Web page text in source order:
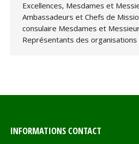
Excellences, Mesdames et
Ambassadeurs et Chefs de
consulaire Mesdames et
Représentants des
INFORMATIONS CONTACT